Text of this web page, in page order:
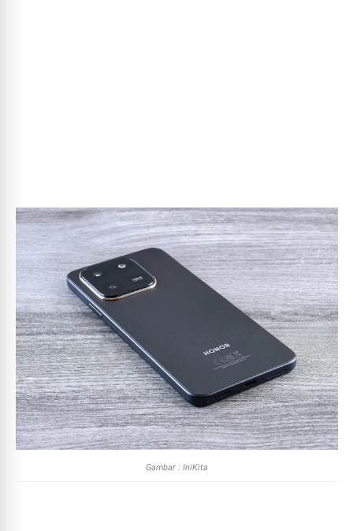
Gambar : IniKita